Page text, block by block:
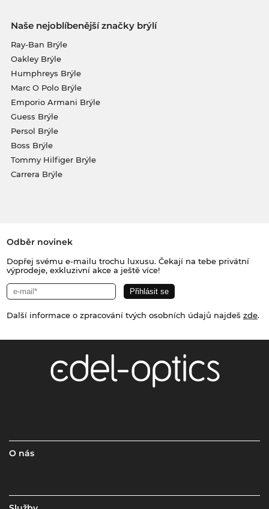
Naše nejoblíbenější značky brýlí
Ray-Ban Brýle
Oakley Brýle
Humphreys Brýle
Marc O Polo Brýle
Emporio Armani Brýle
Guess Brýle
Persol Brýle
Boss Brýle
Tommy Hilfiger Brýle
Carrera Brýle
Odběr novinek
Dopřej svému e-mailu trochu luxusu. Čekají na tebe privátní
výprodeje, exkluzivní akce a ještě více!
Další informace o zpracování tvých osobních údajů najdeš zde.
O nás